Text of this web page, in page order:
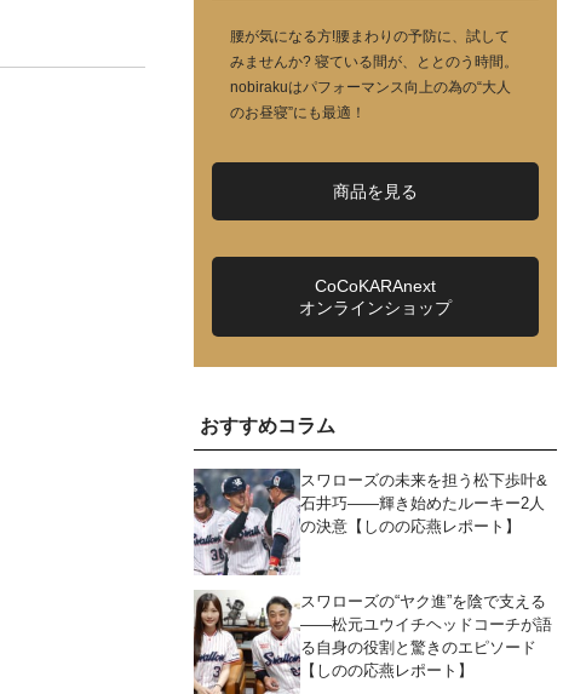
腰が気になる方!腰まわりの予防に、試して
みませんか? 寝ている間が、ととのう時間。
nobirakuはパフォーマンス向上の為の“大人
のお昼寝”にも最適！
商品を見る
CoCoKARAnext
オンラインショップ
おすすめコラム
スワローズの未来を担う松下歩叶&
石井巧――輝き始めたルーキー2人
の決意【しのの応燕レポート】
スワローズの“ヤク進”を陰で支える
――松元ユウイチヘッドコーチが語
る自身の役割と驚きのエピソード
【しのの応燕レポート】